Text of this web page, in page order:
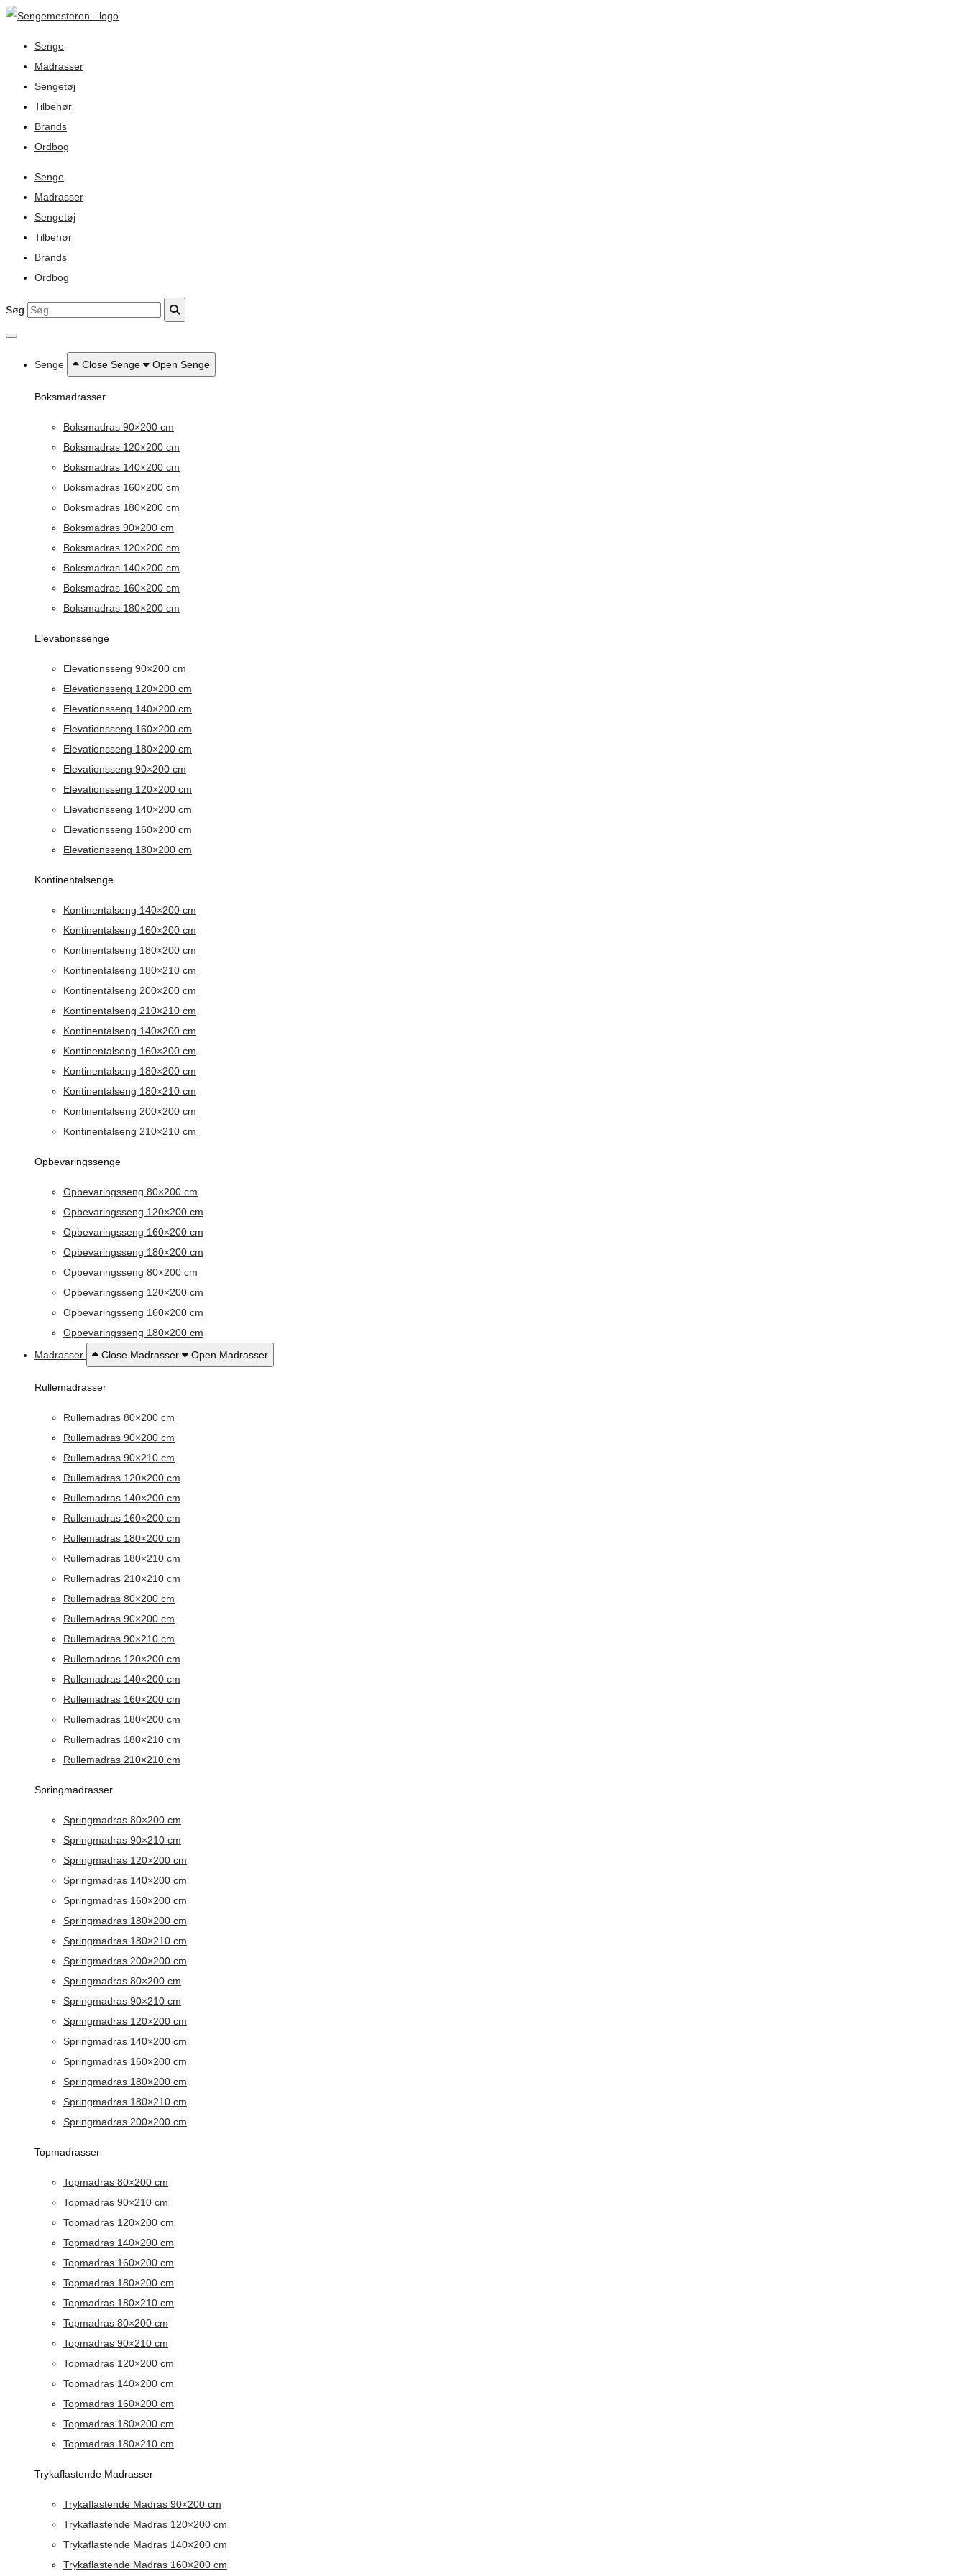
Senge
Madrasser
Sengetøj
Tilbehør
Brands
Ordbog
Senge
Madrasser
Sengetøj
Tilbehør
Brands
Ordbog
Søg
Senge Close Senge Open Senge
Boksmadrasser
Boksmadras 90×200 cm
Boksmadras 120×200 cm
Boksmadras 140×200 cm
Boksmadras 160×200 cm
Boksmadras 180×200 cm
Boksmadras 90×200 cm
Boksmadras 120×200 cm
Boksmadras 140×200 cm
Boksmadras 160×200 cm
Boksmadras 180×200 cm
Elevationssenge
Elevationsseng 90×200 cm
Elevationsseng 120×200 cm
Elevationsseng 140×200 cm
Elevationsseng 160×200 cm
Elevationsseng 180×200 cm
Elevationsseng 90×200 cm
Elevationsseng 120×200 cm
Elevationsseng 140×200 cm
Elevationsseng 160×200 cm
Elevationsseng 180×200 cm
Kontinentalsenge
Kontinentalseng 140×200 cm
Kontinentalseng 160×200 cm
Kontinentalseng 180×200 cm
Kontinentalseng 180×210 cm
Kontinentalseng 200×200 cm
Kontinentalseng 210×210 cm
Kontinentalseng 140×200 cm
Kontinentalseng 160×200 cm
Kontinentalseng 180×200 cm
Kontinentalseng 180×210 cm
Kontinentalseng 200×200 cm
Kontinentalseng 210×210 cm
Opbevaringssenge
Opbevaringsseng 80×200 cm
Opbevaringsseng 120×200 cm
Opbevaringsseng 160×200 cm
Opbevaringsseng 180×200 cm
Opbevaringsseng 80×200 cm
Opbevaringsseng 120×200 cm
Opbevaringsseng 160×200 cm
Opbevaringsseng 180×200 cm
Madrasser
Close Madrasser Open Madrasser
Rullemadrasser
Rullemadras 80×200 cm
Rullemadras 90×200 cm
Rullemadras 90×210 cm
Rullemadras 120×200 cm
Rullemadras 140×200 cm
Rullemadras 160×200 cm
Rullemadras 180×200 cm
Rullemadras 180×210 cm
Rullemadras 210×210 cm
Rullemadras 80×200 cm
Rullemadras 90×200 cm
Rullemadras 90×210 cm
Rullemadras 120×200 cm
Rullemadras 140×200 cm
Rullemadras 160×200 cm
Rullemadras 180×200 cm
Rullemadras 180×210 cm
Rullemadras 210×210 cm
Springmadrasser
Springmadras 80×200 cm
Springmadras 90×210 cm
Springmadras 120×200 cm
Springmadras 140×200 cm
Springmadras 160×200 cm
Springmadras 180×200 cm
Springmadras 180×210 cm
Springmadras 200×200 cm
Springmadras 80×200 cm
Springmadras 90×210 cm
Springmadras 120×200 cm
Springmadras 140×200 cm
Springmadras 160×200 cm
Springmadras 180×200 cm
Springmadras 180×210 cm
Springmadras 200×200 cm
Topmadrasser
Topmadras 80×200 cm
Topmadras 90×210 cm
Topmadras 120×200 cm
Topmadras 140×200 cm
Topmadras 160×200 cm
Topmadras 180×200 cm
Topmadras 180×210 cm
Topmadras 80×200 cm
Topmadras 90×210 cm
Topmadras 120×200 cm
Topmadras 140×200 cm
Topmadras 160×200 cm
Topmadras 180×200 cm
Topmadras 180×210 cm
Trykaflastende Madrasser
Trykaflastende Madras 90×200 cm
Trykaflastende Madras 120×200 cm
Trykaflastende Madras 140×200 cm
Trykaflastende Madras 160×200 cm